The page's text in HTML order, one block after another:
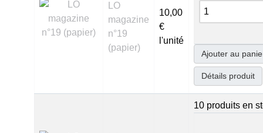
LO
magazine
n°19
(papier)
10,00
€
l'unité
Ajouter au
Détails produit
10 produits en